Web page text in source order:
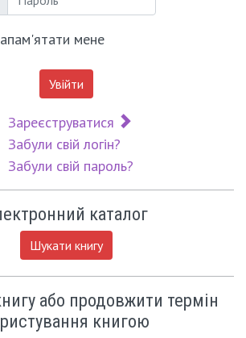
мене
Увійти
Зареєструватися
Забули свій логін?
Забули свій пароль?
каталог
Шукати книгу
або продовжити термін
книгою